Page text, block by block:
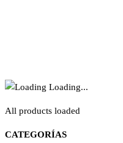
Loading...
All products loaded
CATEGORÍAS